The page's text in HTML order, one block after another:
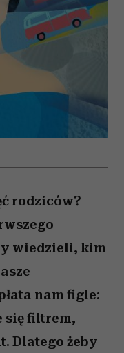
rodziców?
wiedzieli, kim
nam figle:
się filtrem,
Dlatego żeby